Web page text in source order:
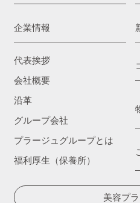
企業情報
代表挨拶
会社概要
沿革
グループ会社
プラージュグループとは
福利厚生（保養所）
美容プ